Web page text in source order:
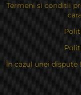
Termeni si conditii
În cazul unei dispute